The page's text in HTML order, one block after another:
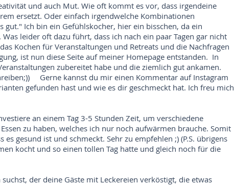
und auch Mut. Wie oft kommt es vor, dass irgendeine
ersetzt. Oder einfach irgendwelche Kombinationen
Ich bin ein Gefühlskocher, hier ein bisschen, da ein
leider oft dazu führt, dass ich nach ein paar Tagen gar nicht
Kochen für Veranstaltungen und Retreats und die Nachfragen
ist nun diese Seite auf meiner Homepage entstanden. In
zubereitet habe und die ziemlich gut ankamen.
Gerne kannst du mir einen Kommentar auf Instagram
gefunden hast und wie es dir geschmeckt hat. Ich freu mich
an einem Tag 3-5 Stunden Zeit, um verschiedene
zu haben, welches ich nur noch aufwärmen brauche. Somit
gesund ist und schmeckt. Sehr zu empfehlen ;) (P.S. übrigens
kocht und so einen tollen Tag hatte und gleich noch für die
der deine Gäste mit Leckereien verköstigt, die etwas